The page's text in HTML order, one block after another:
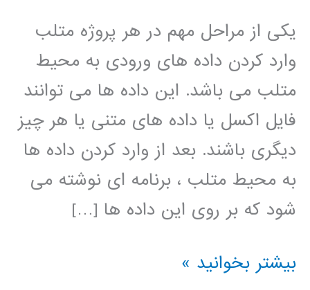
یکی از مراحل مهم در هر پروژه متلب
وارد کردن داده های ورودی به محیط
متلب می باشد. این داده ها می توانند
فایل اکسل یا داده های متنی یا هر چیز
دیگری باشند. بعد از وارد کردن داده ها
به محیط متلب ، برنامه ای نوشته می
شود که بر روی این داده ها […]
فیلم
بیشتر بخوانید »